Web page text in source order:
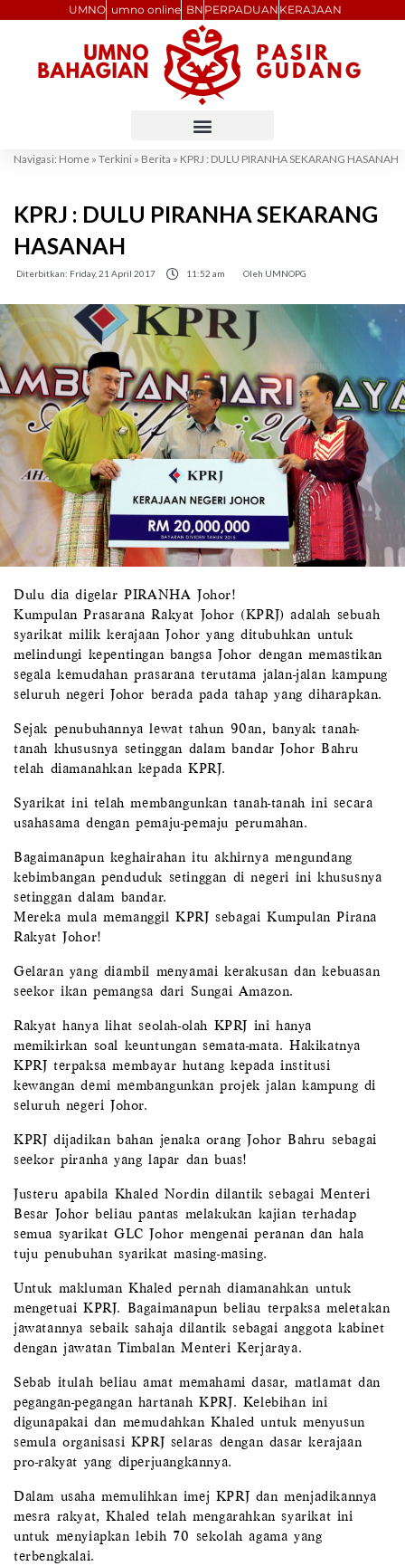
content
UMNO umno online BN PERPADUAN KERAJAAN
Navigasi: Home » Terkini » Berita » KPRJ : DULU PIRANHA SEKARANG HASANAH
KPRJ : DULU PIRANHA SEKARANG
HASANAH
Diterbitkan: Friday, 21 April 2017 11:52 am Oleh UMNOPG
Dulu dia digelar PIRANHA Johor!
Kumpulan Prasarana Rakyat Johor (KPRJ) adalah sebuah
syarikat milik kerajaan Johor yang ditubuhkan untuk
melindungi kepentingan bangsa Johor dengan memastikan
segala kemudahan prasarana terutama jalan-jalan kampung
seluruh negeri Johor berada pada tahap yang diharapkan.
Sejak penubuhannya lewat tahun 90an, banyak tanah-
tanah khususnya setinggan dalam bandar Johor Bahru
telah diamanahkan kepada KPRJ.
Syarikat ini telah membangunkan tanah-tanah ini secara
usahasama dengan pemaju-pemaju perumahan.
Bagaimanapun keghairahan itu akhirnya mengundang
kebimbangan penduduk setinggan di negeri ini khususnya
setinggan dalam bandar.
Mereka mula memanggil KPRJ sebagai Kumpulan Pirana
Rakyat Johor!
Gelaran yang diambil menyamai kerakusan dan kebuasan
seekor ikan pemangsa dari Sungai Amazon.
Rakyat hanya lihat seolah-olah KPRJ ini hanya
memikirkan soal keuntungan semata-mata. Hakikatnya
KPRJ terpaksa membayar hutang kepada institusi
kewangan demi membangunkan projek jalan kampung di
seluruh negeri Johor.
KPRJ dijadikan bahan jenaka orang Johor Bahru sebagai
seekor piranha yang lapar dan buas!
Justeru apabila Khaled Nordin dilantik sebagai Menteri
Besar Johor beliau pantas melakukan kajian terhadap
semua syarikat GLC Johor mengenai peranan dan hala
tuju penubuhan syarikat masing-masing.
Untuk makluman Khaled pernah diamanahkan untuk
mengetuai KPRJ. Bagaimanapun beliau terpaksa meletakan
jawatannya sebaik sahaja dilantik sebagai anggota kabinet
dengan jawatan Timbalan Menteri Kerjaraya.
Sebab itulah beliau amat memahami dasar, matlamat dan
pegangan-pegangan hartanah KPRJ. Kelebihan ini
digunapakai dan memudahkan Khaled untuk menyusun
semula organisasi KPRJ selaras dengan dasar kerajaan
pro-rakyat yang diperjuangkannya.
Dalam usaha memulihkan imej KPRJ dan menjadikannya
mesra rakyat, Khaled telah mengarahkan syarikat ini
untuk menyiapkan lebih 70 sekolah agama yang
terbengkalai.